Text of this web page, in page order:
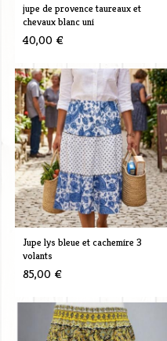
jupe de provence taureaux et
chevaux blanc uni
40,00 €
Jupe lys bleue et cachemire 3
volants
85,00 €